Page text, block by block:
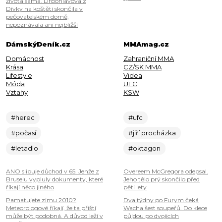
Dívky na koštěti skončila v
pečovatelském domě,
nepoznávala ani nejbližší
DámskýDeník.cz
Domácnost
Krása
Lifestyle
Móda
Vztahy
#herec
#počasí
#letadlo
ANO slibuje důchod v 65. Jenže z
Bruselu vypluly dokumenty, které
říkají něco jiného
Pamatujete zimu 2010?
Meteorologové říkají, že ta příští
může být podobná. A důvod leží v
MMAmag.cz
Zahraniční MMA
CZ/SK MMA
Videa
UFC
KSW
#ufc
#jiří procházka
#oktagon
Overeem McGregora odepsal.
Jeho tělo prý skončilo před
pěti lety
Dva týdny po Furym čeká
Wacha šest soupeřů. Do klece
půjdou po dvojicích